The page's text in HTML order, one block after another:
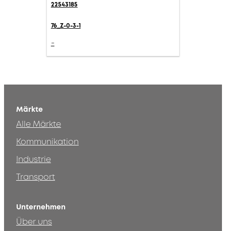
22543185
76_Z-0-3-1
-
Märkte
Alle Märkte
Kommunikation
Industrie
Transport
Unternehmen
Über uns